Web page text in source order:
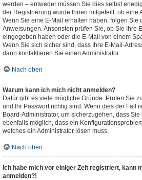
werden – entweder müssen Sie dies selbst
der Registrierung wurde Ihnen mitgeteilt, ob eine
Wenn Sie eine E-Mail erhalten haben, folgen Sie
Anweisungen. Ansonsten prüfen Sie, ob Sie Ihre
eingegeben haben oder die E-Mail von einem
Wenn Sie sich sicher sind, dass Ihre E-Mail-
dann kontaktieren Sie einen Administrator.
Nach oben
Warum kann ich mich nicht anmelden?
Dafür gibt es viele mögliche Gründe. Prüfen Sie
und Ihr Passwort richtig sind. Wenn dies der Fall
Board-Administrator, um sicherzugehen, dass
ebenfalls möglich, dass ein
welches ein Administrator lösen muss.
Nach oben
Ich habe mich vor einiger Zeit registriert, kann
anmelden?!